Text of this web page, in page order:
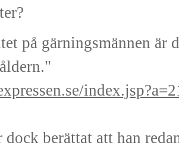
på gärningsmännen
dock berättat att han